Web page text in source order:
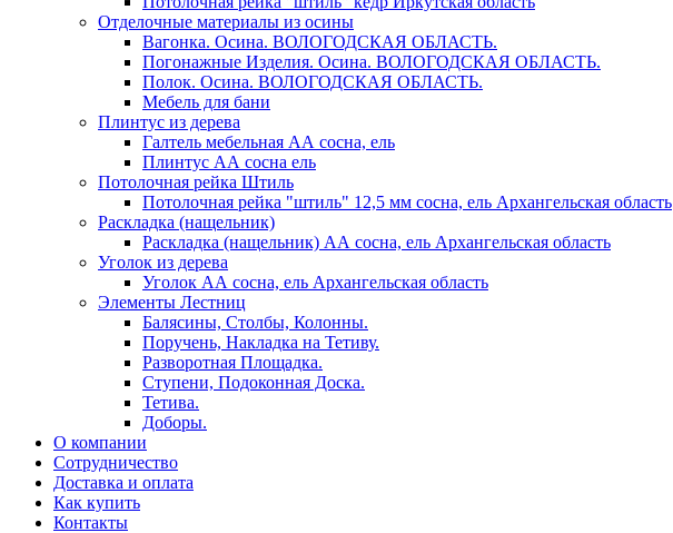
Отделочные материалы из осины
Вагонка. Осина. ВОЛОГОДСКАЯ ОБЛАСТЬ.
Погонажные Изделия. Осина. ВОЛОГОДСКАЯ ОБЛАСТЬ.
Полок. Осина. ВОЛОГОДСКАЯ ОБЛАСТЬ.
Мебель для бани
Плинтус из дерева
Галтель мебельная АА сосна, ель
Плинтус АА сосна ель
Потолочная рейка Штиль
Потолочная рейка "штиль" 12,5 мм сосна, ель Архангельская область
Раскладка (нащельник)
Раскладка (нащельник) АА сосна, ель Архангельская область
Уголок из дерева
Уголок АА сосна, ель Архангельская область
Элементы Лестниц
Балясины, Столбы, Колонны.
Поручень, Накладка на Тетиву.
Разворотная Площадка.
Ступени, Подоконная Доска.
Тетива.
Доборы.
О компании
Сотрудничество
Доставка и оплата
Как купить
Контакты